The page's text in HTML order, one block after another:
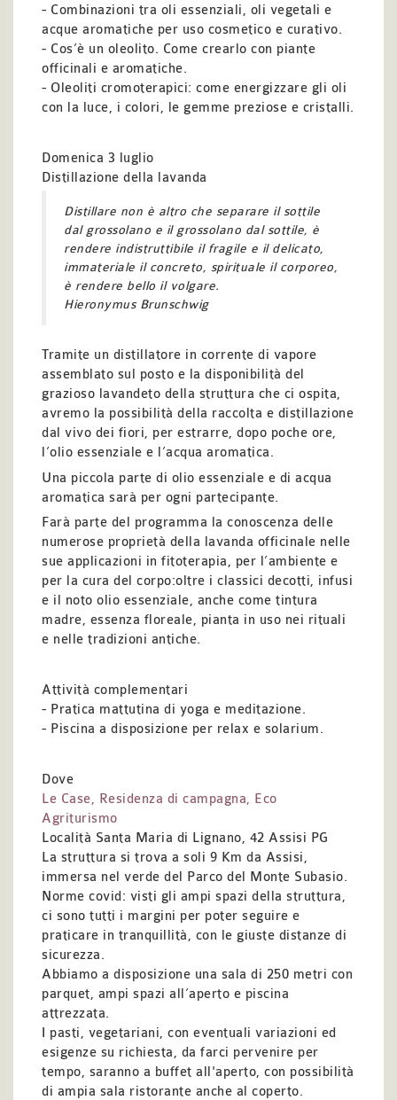
- Combinazioni tra oli essenziali, oli vegetali e
acque aromatiche per uso cosmetico e curativo.
- Cos’è un oleolito. Come crearlo con piante
officinali e aromatiche.
- Oleoliti cromoterapici: come energizzare gli oli
con la luce, i colori, le gemme preziose e cristalli.
Domenica 3 luglio
Distillazione della lavanda
Distillare non è altro che separare il sottile
dal grossolano e il grossolano dal sottile, è
rendere indistruttibile il fragile e il delicato,
immateriale il concreto, spirituale il corporeo,
è rendere bello il volgare.
Hieronymus Brunschwig
Tramite un distillatore in corrente di vapore
assemblato sul posto e la disponibilità del
grazioso lavandeto della struttura che ci ospita,
avremo la possibilità della raccolta e distillazione
dal vivo dei fiori, per estrarre, dopo poche ore,
l’olio essenziale e l’acqua aromatica.
Una piccola parte di olio essenziale e di acqua
aromatica sarà per ogni partecipante.
Farà parte del programma la conoscenza delle
numerose proprietà della lavanda officinale nelle
sue applicazioni in fitoterapia, per l’ambiente e
per la cura del corpo:oltre i classici decotti, infusi
e il noto olio essenziale, anche come tintura
madre, essenza floreale, pianta in uso nei rituali
e nelle tradizioni antiche.
Attività complementari
- Pratica mattutina di yoga e meditazione.
- Piscina a disposizione per relax e solarium.
Dove
Le Case, Residenza di campagna, Eco
Agriturismo
Località Santa Maria di Lignano, 42 Assisi PG
La struttura si trova a soli 9 Km da Assisi,
immersa nel verde del Parco del Monte Subasio.
Norme covid: visti gli ampi spazi della struttura,
ci sono tutti i margini per poter seguire e
praticare in tranquillità, con le giuste distanze di
sicurezza.
Abbiamo a disposizione una sala di 250 metri con
parquet, ampi spazi all’aperto e piscina
attrezzata.
I pasti, vegetariani, con eventuali variazioni ed
esigenze su richiesta, da farci pervenire per
tempo, saranno a buffet all'aperto, con possibilità
di ampia sala ristorante anche al coperto.